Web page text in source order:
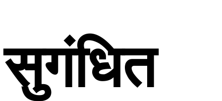
सुगंधित